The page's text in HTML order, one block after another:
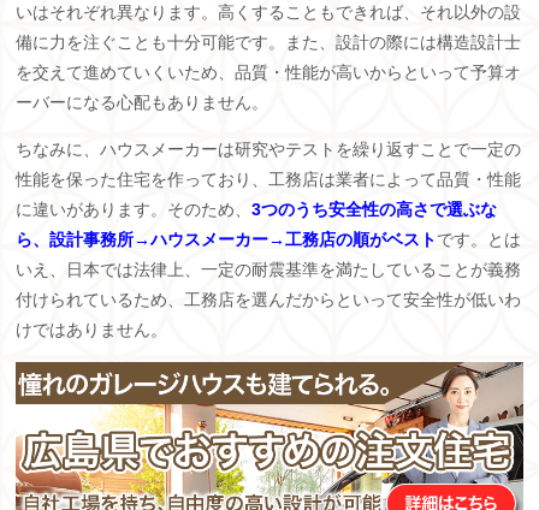
いはそれぞれ異なります。高くすることもできれば、それ以外の設
備に力を注ぐことも十分可能です。また、設計の際には構造設計士
を交えて進めていくいため、品質・性能が高いからといって予算オ
ーバーになる心配もありません。
ちなみに、ハウスメーカーは研究やテストを繰り返すことで一定の
性能を保った住宅を作っており、工務店は業者によって品質・性能
に違いがあります。そのため、3つのうち安全性の高さで選ぶな
ら、設計事務所→ハウスメーカー→工務店の順がベストです。とは
いえ、日本では法律上、一定の耐震基準を満たしていることが義務
付けられているため、工務店を選んだからといって安全性が低いわ
けではありません。